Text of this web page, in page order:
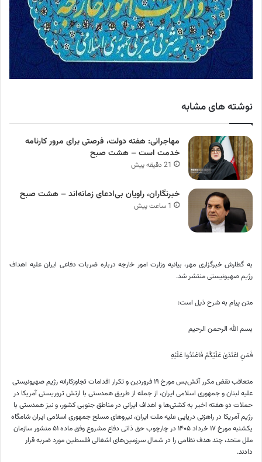
نوشته های مشابه
مهاجرانی: هفته دولت، فرصتی برای مرور کارنامه
خدمت است – هشت صبح
21 دقیقه پیش
خبرنگاران، راویان بی‌ادعای زمانه‌اند – هشت صبح
1 ساعت پیش
به گطارش خبرگزاری مهر، بیانیه وزارت امور خارجه درباره ضربات دفاعی ایران علیه اهداف
رژیم صهیونیستی منتشر شد.
متن پیام به شرح ذیل است:
بسم الله الرحمن الرحیم
فَمَنِ اعْتَدَیٰ عَلَیْکُمْ فَاعْتَدُوا عَلَیْهِ
متعاقب نقض‌ مکرر آتش‌بس مورخ ۱۹ فروردین و تکرار اقدامات تجاوزکارانه رژیم صهیونیستی
علیه لبنان و جمهوری اسلامی ایران، از جمله از طریق همدستی با ارتش تروریستی آمریکا در
حملات دو هفته اخیر به کشتی‌ها و اهداف ایرانی در مناطق جنوبی کشور، و نیز همدستی با
رژیم آمریکا در راهزنی دریایی علیه ملت ایران، نیروهای مسلح جمهوری اسلامی ایران شامگاه
یکشنبه مورخ ۱۷ خرداد ۱۴۰۵ در چارچوب حق ذاتی دفاع مشروع وفق ماده ۵۱ منشور سازمان
ملل متحد، چند هدف نظامی را در شمال سرزمین‌های اشغالی فلسطین مورد ضربه قرار
دادند.